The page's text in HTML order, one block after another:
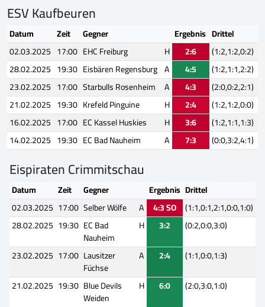
ESV Kaufbeuren
Datum Zeit Gegner Ergebnis Drittel
02.03.2025 17:00 EHC Freiburg H 2:6
(1:2,1:2,0:2)
28.02.2025 19:30 Eisbären Regensburg A 4:5
(1:2,1:1,2:2)
23.02.2025 17:00 Starbulls Rosenheim A 4:3
(2:0,0:2,2:1)
21.02.2025 19:30 Krefeld Pinguine H 2:4
(1:2,1:2,0:0)
16.02.2025 17:00 EC Kassel Huskies H 3:6
(1:2,1:1,1:3)
14.02.2025 19:30 EC Bad Nauheim A 7:3 (0:0,3:2,4:1)
Eispiraten Crimmitschau
Datum Zeit Gegner Ergebnis Drittel
02.03.2025 17:00 Selber Wölfe A 4:3 SO (1:1,0:1,2:1,0:0,1:0)
28.02.2025 19:30 EC Bad
Nauheim
H 3:2
(0:2,0:0,3:0)
23.02.2025 17:00 Lausitzer
Füchse
A 2:4
(1:1,0:0,1:3)
21.02.2025 19:30 Blue Devils
Weiden
H 6:0
(2:0,3:0,1:0)